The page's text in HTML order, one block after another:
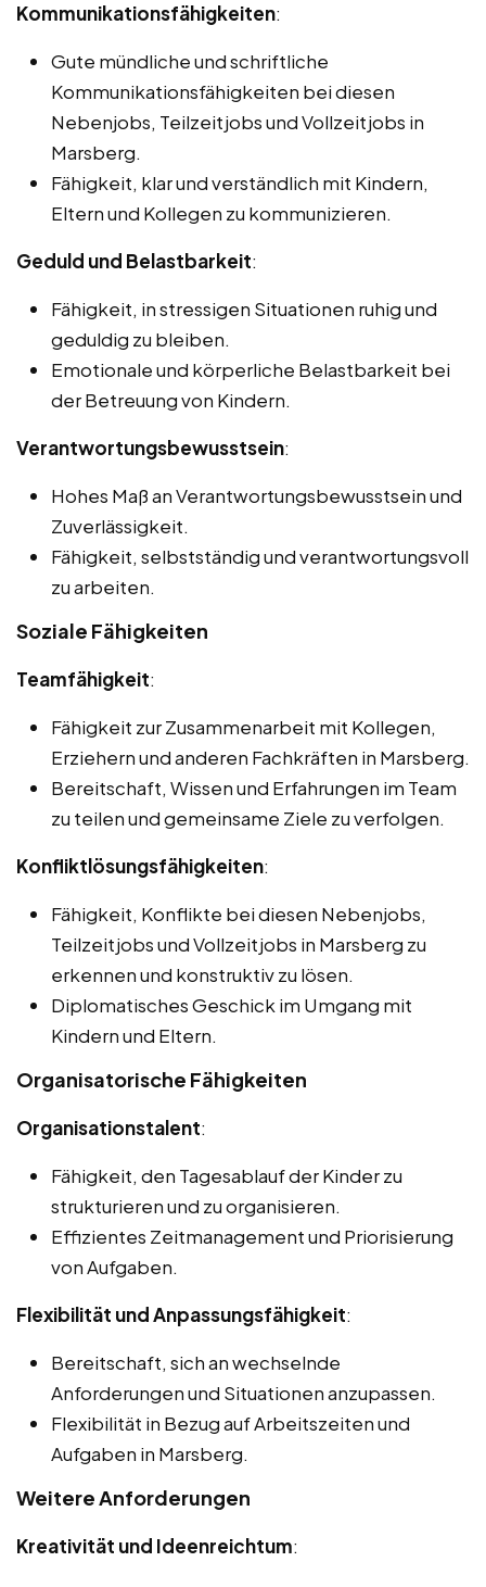
Kommunikationsfähigkeiten:
Gute mündliche und schriftliche
Kommunikationsfähigkeiten bei diesen
Nebenjobs, Teilzeitjobs und Vollzeitjobs in
Marsberg.
Fähigkeit, klar und verständlich mit Kindern,
Eltern und Kollegen zu kommunizieren.
Geduld und Belastbarkeit:
Fähigkeit, in stressigen Situationen ruhig und
geduldig zu bleiben.
Emotionale und körperliche Belastbarkeit bei
der Betreuung von Kindern.
Verantwortungsbewusstsein:
Hohes Maß an Verantwortungsbewusstsein und
Zuverlässigkeit.
Fähigkeit, selbstständig und verantwortungsvoll
zu arbeiten.
Soziale Fähigkeiten
Teamfähigkeit:
Fähigkeit zur Zusammenarbeit mit Kollegen,
Erziehern und anderen Fachkräften in Marsberg.
Bereitschaft, Wissen und Erfahrungen im Team
zu teilen und gemeinsame Ziele zu verfolgen.
Konfliktlösungsfähigkeiten:
Fähigkeit, Konflikte bei diesen Nebenjobs,
Teilzeitjobs und Vollzeitjobs in Marsberg zu
erkennen und konstruktiv zu lösen.
Diplomatisches Geschick im Umgang mit
Kindern und Eltern.
Organisatorische Fähigkeiten
Organisationstalent:
Fähigkeit, den Tagesablauf der Kinder zu
strukturieren und zu organisieren.
Effizientes Zeitmanagement und Priorisierung
von Aufgaben.
Flexibilität und Anpassungsfähigkeit:
Bereitschaft, sich an wechselnde
Anforderungen und Situationen anzupassen.
Flexibilität in Bezug auf Arbeitszeiten und
Aufgaben in Marsberg.
Weitere Anforderungen
Kreativität und Ideenreichtum: